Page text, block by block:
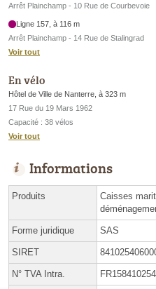
Arrêt Plainchamp - 10 Rue de Courbevoie
Ligne 157, à 116 m
Arrêt Plainchamp - 14 Rue de Stalingrad
Voir tout
En vélo
Hôtel de Ville de Nanterre, à 323 m
17 Rue du 19 Mars 1962
Capacité : 38 vélos
Voir tout
Informations
Produits
Caisses
Forme juridique SAS
SIRET
N° TVA Intra.